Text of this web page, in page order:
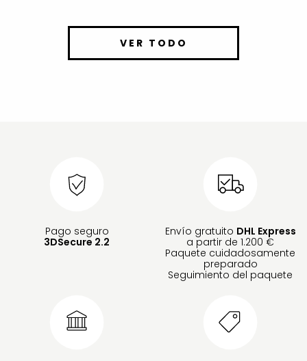
VER TODO
Pago seguro
3DSecure 2.2
Envío gratuito DHL Express
a partir de 1.200 €
Paquete cuidadosamente
preparado
Seguimiento del paquete